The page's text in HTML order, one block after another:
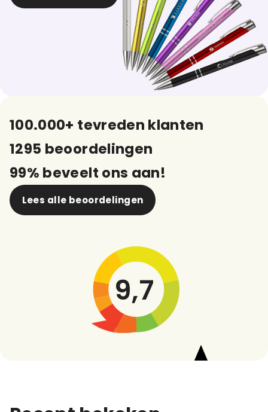
100.000+ tevreden klanten
1295 beoordelingen
99% beveelt ons aan!
Lees alle beoordelingen
9,7